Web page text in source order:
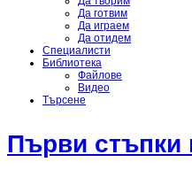
Да готвим
Да играем
Да отидем
Специалисти
Библиотека
Файлове
Видео
Търсене
Първи стъпки